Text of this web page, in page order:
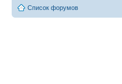
Список форумов